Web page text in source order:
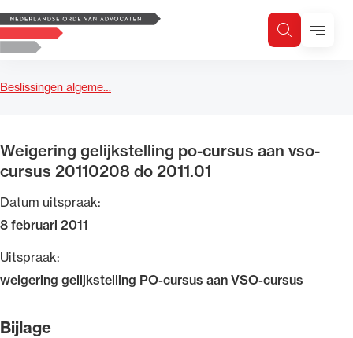
Logo, to the homepage
ZoekenMenu
Beslissingen algeme…
Weigering gelijkstelling po-cursus aan vso-
cursus 20110208 do 2011.01
Datum uitspraak:
8 februari 2011
Uitspraak:
weigering gelijkstelling PO-cursus aan VSO-cursus
Bijlage
Zoeken
Zoek op trefwoord